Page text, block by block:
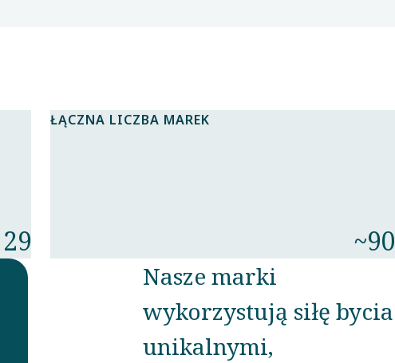
29
ŁĄCZNA LICZBA MAREK
~90
Nasze marki
wykorzystują siłę bycia
unikalnymi,